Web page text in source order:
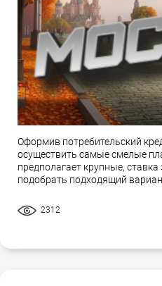
Оформив потребительский
осуществить самые смелые
предполагает крупные,
подобрать подходящий
2312